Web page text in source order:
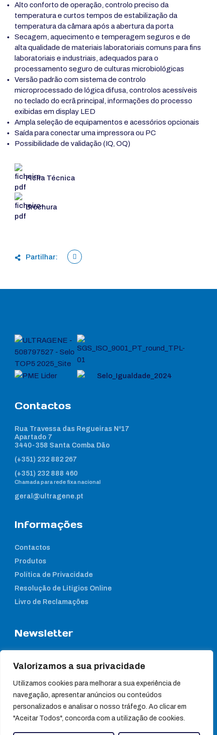
Valorizamos a sua privacidade
Utilizamos cookies para melhorar a sua experiência de
navegação, apresentar anúncios ou conteúdos
personalizados e analisar o nosso tráfego. Ao clicar em
"Aceitar Todos", concorda com a utilização de cookies.
Alto conforto de operação, controlo preciso da
temperatura e curtos tempos de estabilização da
temperatura da câmara após a abertura da porta
Secagem, aquecimento e temperagem seguros e de
alta qualidade de materiais laboratoriais comuns para fins
laboratoriais e industriais, adequados para o
processamento seguro de culturas microbiológicas
Versão padrão com sistema de controlo
microprocessado de lógica difusa, controlos acessíveis
no teclado do ecrã principal, informações do processo
exibidas em display LED
Ampla seleção de equipamentos e acessórios opcionais
Saída para conectar uma impressora ou PC
Possibilidade de validação (IQ, OQ)
Ficha Técnica
Brochura
Partilhar:
Contactos
Rua Travessa das Regueiras Nº17
Apartado 7
3440-358 Santa Comba Dão
(+351) 232 882 267
(+351) 232 888 460
Chamada para rede fixa nacional
geral@ultragene.pt
Informações
Contactos
Produtos
Política de Privacidade
Resolução de Litígios Online
Livro de Reclamações
Newsletter
notícias